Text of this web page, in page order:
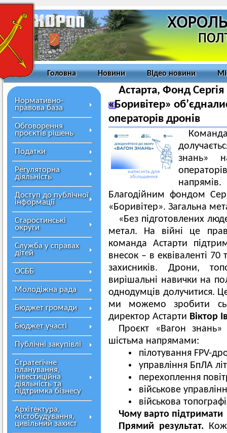
Головна Новини Відео новини
Нормативно-
правова база
Обговорення
проєктів рішень
Податки
Регуляторна
діяльність
Доступ до публічної
інформації
Старостинські
округи
Служба у справах
дітей
ОСББ
Молодіжна рада
Бюджет громади
Бюджет участі
Публічні закупівлі
Стратегічне
планування,
інвестиційна
діяльність та
підтримка бізнесу
Архітектура,
містобудування,
цивільний захист
Астарта, Фонд
«Боривітер»
операторів дронів
натисніть для
збільшення
знань»
напрямів.
Благодійним фондом
«Боривітер». Загальна
«Без підготовлених
метал. На війні це
команда Астарти
внесок – в еквіваленті
захисників. Дрони,
вирішальні навички на
однодумців долучитися.
ми можемо зробити
директор Астарти Віктор
Проєкт «Вагон знань»
шістьма напрямами:
пілотування FPV-
управління БпЛА
перехоплення
військове
військова
Чому варто підтримати
Прямий результат.